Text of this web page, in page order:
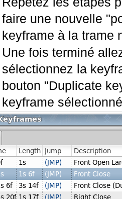
faire une nouvelle
keyframe à la trame
Une fois terminé
sélectionnez la
bouton "Duplicate
keyframe